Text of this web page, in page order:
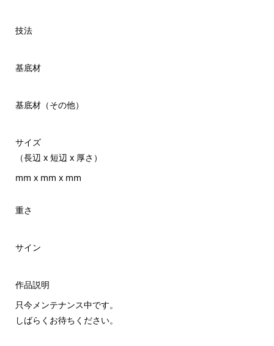
技法
基底材
基底材（その他）
サイズ
（長辺 x 短辺 x 厚さ）
mm x mm x mm
重さ
サイン
作品説明
只今メンテナンス中です。
しばらくお待ちください。